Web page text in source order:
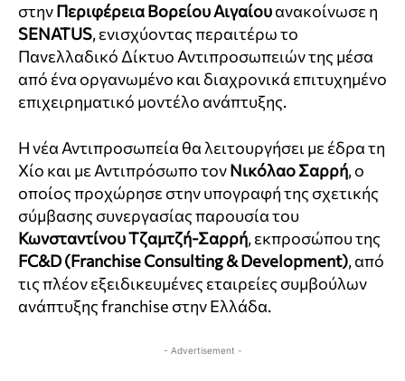
στηνΠεριφέρεια Βορείου Αιγαίουανακοίνωσε η
SENATUS, ενισχύοντας περαιτέρω το
Πανελλαδικό Δίκτυο Αντιπροσωπειών της μέσα
από ένα οργανωμένο και διαχρονικά επιτυχημένο
επιχειρηματικό μοντέλο ανάπτυξης.
Η νέα Αντιπροσωπεία θα λειτουργήσει με έδρα τη
Χίο και με Αντιπρόσωπο τονΝικόλαο Σαρρή, ο
οποίος προχώρησε στην υπογραφή της σχετικής
σύμβασης συνεργασίας παρουσία του
Κωνσταντίνου Τζαμτζή-Σαρρή, εκπροσώπου της
FC&D (Franchise Consulting & Development), από
τις πλέον εξειδικευμένες εταιρείες συμβούλων
ανάπτυξης franchise στην Ελλάδα.
- Advertisement -